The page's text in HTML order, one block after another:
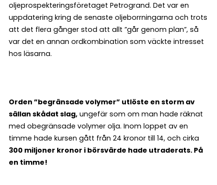
oljeprospekteringsföretaget Petrogrand. Det var en
uppdatering kring de senaste oljeborrningarna och trots
att det flera gånger stod att allt ”går genom plan”, så
var det en annan ordkombination som väckte intresset
hos läsarna.
Orden ”begränsade volymer” utlöste en storm av
sällan skådat slag, ungefär som om man hade räknat
med obegränsade volymer olja. Inom loppet av en
timme hade kursen gått från 24 kronor till 14, och cirka
300 miljoner kronor i börsvärde hade utraderats. På
en timme!